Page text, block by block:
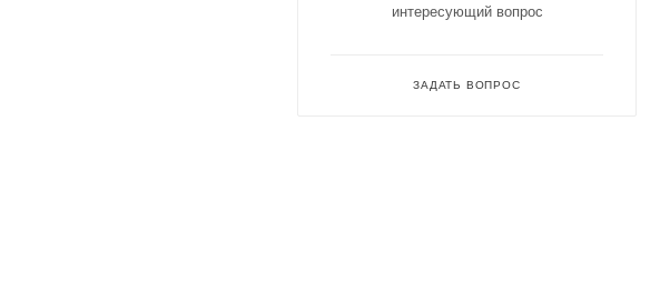
интересующий вопрос
ЗАДАТЬ ВОПРОС